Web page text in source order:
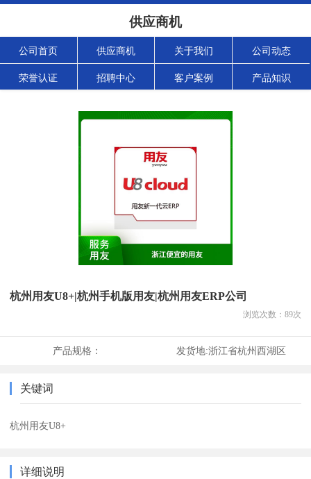
供应商机
公司首页 供应商机 关于我们 公司动态
荣誉认证 招聘中心 客户案例 产品知识
杭州用友U8+|杭州手机版用友|杭州用友ERP公司
浏览次数： 89次
产品规格： 发货地:浙江省杭州西湖区
关键词
杭州用友U8+
详细说明